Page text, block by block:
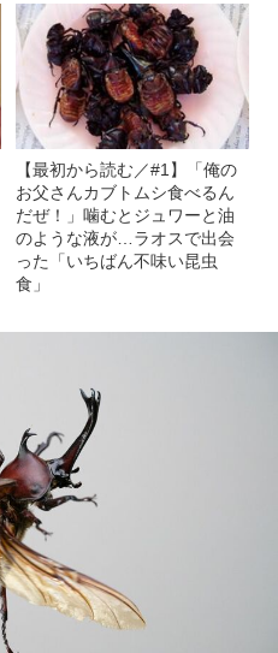
【最初から読む／#1】「俺の
お父さんカブトムシ食べるん
だぜ！」噛むとジュワーと油
のような液が…ラオスで出会
った「いちばん不味い昆虫
食」